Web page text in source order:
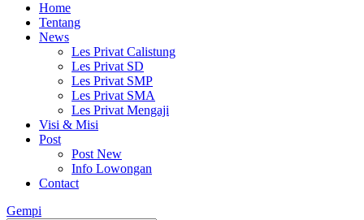
Home
Tentang
News
Les Privat Calistung
Les Privat SD
Les Privat SMP
Les Privat SMA
Les Privat Mengaji
Visi & Misi
Post
Post New
Info Lowongan
Contact
Gempi